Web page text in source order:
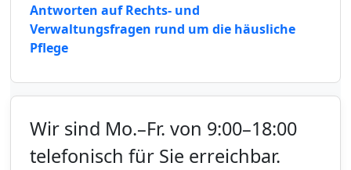
Antworten auf Rechts- und
Verwaltungsfragen rund um die häusliche
Pflege
Wir sind Mo.–Fr. von 9:00–18:00
telefonisch für Sie erreichbar.